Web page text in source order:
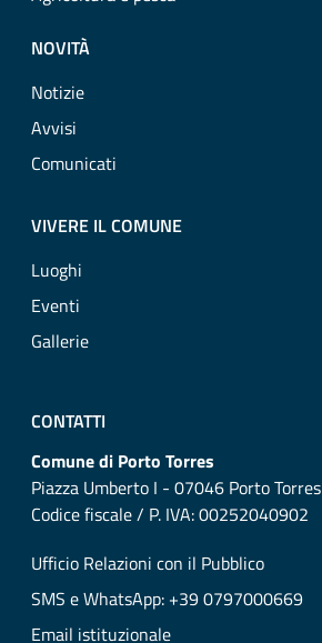
NOVITÀ
Notizie
Avvisi
Comunicati
VIVERE IL COMUNE
Luoghi
Eventi
Gallerie
CONTATTI
Comune di Porto Torres
Piazza Umberto I - 07046 Porto Torres
Codice fiscale / P. IVA: 00252040902
Ufficio Relazioni con il Pubblico
SMS e WhatsApp: +39 0797000669
Email istituzionale